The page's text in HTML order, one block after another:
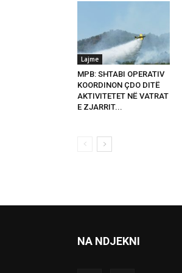
Lajme
MPB: SHTABI OPERATIV
KOORDINON ÇDO DITË
AKTIVITETET NË VATRAT
E ZJARRIT...
NA NDJEKNI